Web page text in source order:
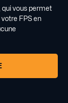
qui vous permet
FPS en